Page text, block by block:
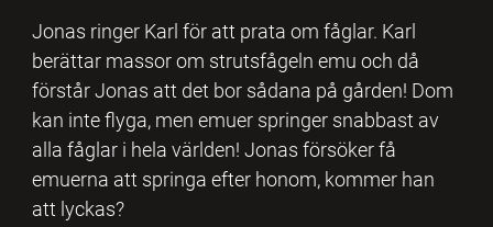
Jonas ringer Karl för att prata om fåglar. Karl
berättar massor om strutsfågeln emu och då
förstår Jonas att det bor sådana på gården! Dom
kan inte flyga, men emuer springer snabbast av
alla fåglar i hela världen! Jonas försöker få
emuerna att springa efter honom, kommer han
att lyckas?